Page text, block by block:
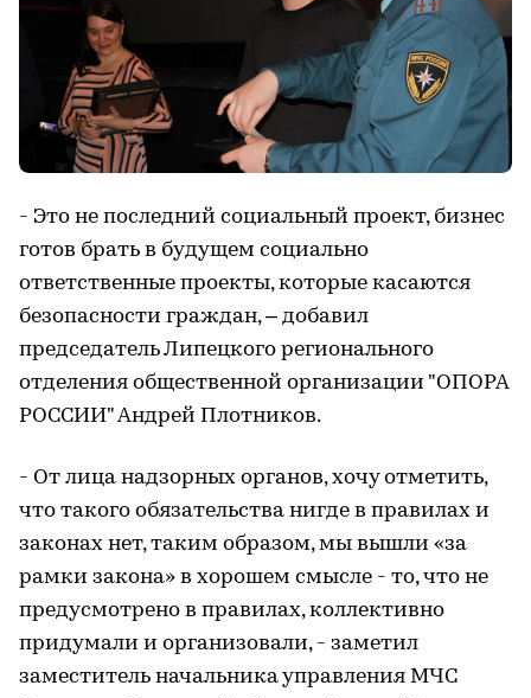
- Это не последний социальный проект, бизнес
готов брать в будущем социально
ответственные проекты, которые касаются
безопасности граждан, – добавил
председатель Липецкого регионального
отделения общественной организации "ОПОРА
РОССИИ" Андрей Плотников.
- От лица надзорных органов, хочу отметить,
что такого обязательства нигде в правилах и
законах нет, таким образом, мы вышли «за
рамки закона» в хорошем смысле - то, что не
предусмотрено в правилах, коллективно
придумали и организовали, - заметил
заместитель начальника управления МЧС